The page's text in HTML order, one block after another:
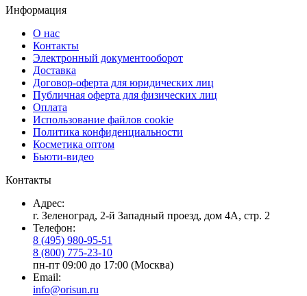
Информация
О нас
Контакты
Электронный документооборот
Доставка
Договор-оферта для юридических лиц
Публичная оферта для физических лиц
Оплата
Использование файлов cookie
Политика конфиденциальности
Косметика оптом
Бьюти-видео
Контакты
Адрес:
г. Зеленоград, 2-й Западный проезд, дом 4А, стр. 2
Телефон:
8 (495) 980-95-51
8 (800) 775-23-10
пн-пт 09:00 до 17:00 (Москва)
Email:
info@orisun.ru